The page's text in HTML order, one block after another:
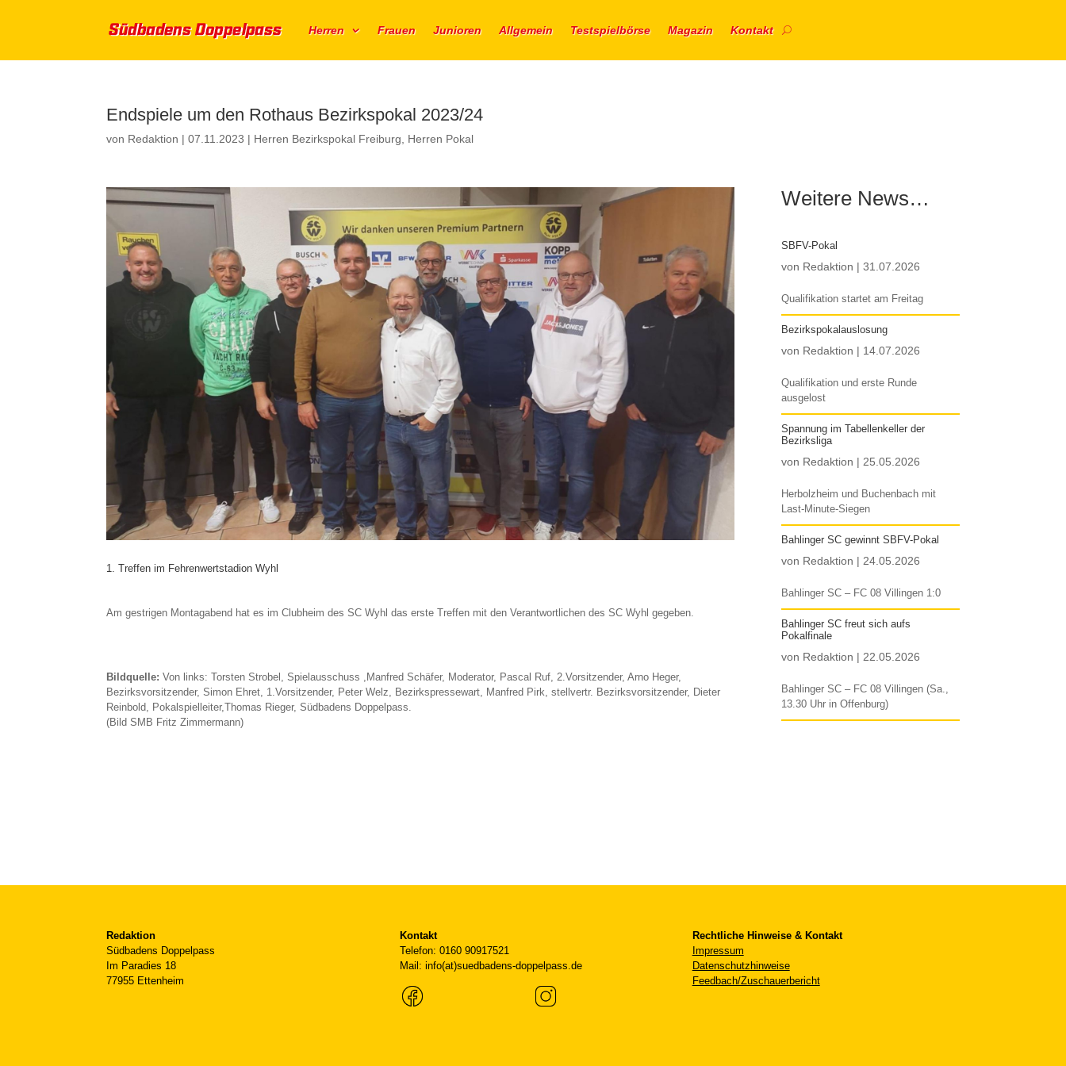
Herren Frauen Junioren Allgemein Testspielbörse Magazin Kontakt
Endspiele um den Rothaus Bezirkspokal 2023/24
von Redaktion |07.11.2023 | Herren Bezirkspokal Freiburg Herren Pokal
1. Treffen im Fehrenwertstadion Wyhl
Am gestrigen Montagabend hat es im Clubheim des SC Wyhl das erste Treffen mit den Verantwortlichen des SC Wyhl gegeben.
Bildquelle:Von links: Torsten Strobel, Spielausschuss ,Manfred Schäfer, Moderator, Pascal Ruf, 2.Vorsitzender, Arno Heger,
Bezirksvorsitzender, Simon Ehret, 1.Vorsitzender, Peter Welz, Bezirkspressewart, Manfred Pirk, stellvertr. Bezirksvorsitzender, Dieter
Reinbold, Pokalspielleiter,Thomas Rieger, Südbadens Doppelpass.
(Bild SMB Fritz Zimmermann)
Weitere News…
SBFV-Pokal
von Redaktion |31.07.2026
Qualifikation startet am Freitag
Bezirkspokalauslosung
von Redaktion | 14.07.2026
Qualifikation und erste Runde
ausgelost
Spannung im Tabellenkeller der
Bezirksliga
von Redaktion |25.05.2026
Herbolzheim und Buchenbach mit
Last-Minute-Siegen
Bahlinger SC gewinnt SBFV-Pokal
von Redaktion |24.05.2026
Bahlinger SC – FC 08 Villingen 1:0
Bahlinger SC freut sich aufs
Pokalfinale
von Redaktion |22.05.2026
Bahlinger SC – FC 08 Villingen (Sa.,
13.30 Uhr in Offenburg)
Redaktion
Südbadens Doppelpass
Im Paradies 18
77955 Ettenheim
Kontakt
Telefon: 0160 90917521
Mail: info(at)suedbadens-doppelpass.de
Rechtliche Hinweise & Kontakt
Impressum
Datenschutzhinweise
Feedbach/Zuschauerbericht